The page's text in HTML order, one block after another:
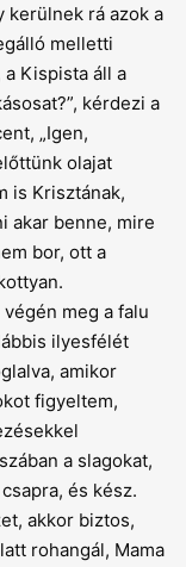
kerülnek rá azok a
melletti
Kispista áll a
kérdezi a
„Igen,
olajat
is Krisztának,
akar benne, mire
bor, ott a
meg a falu
ilyesfélét
amikor
figyeltem,
a slagokat,
és kész.
akkor biztos,
rohangál, Mama